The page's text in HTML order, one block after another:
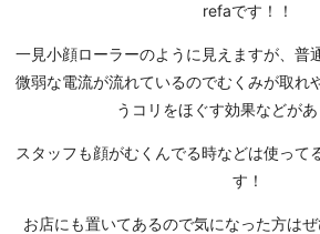
refaです！！
一見小顔ローラーのように見えますが、普
微弱な電流が流れているのでむくみが取れ
うコリをほぐす効果などがあ
スタッフも顔がむくんでる時などは使って
す！
お店にも置いてあるので気になった方は